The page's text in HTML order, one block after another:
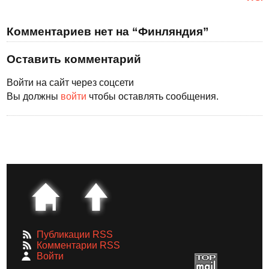
Комментариев нет на “Финляндия”
Оставить комментарий
Войти на сайт через соцсети
Вы должны войти чтобы оставлять сообщения.
Публикации RSS
Комментарии RSS
Войти